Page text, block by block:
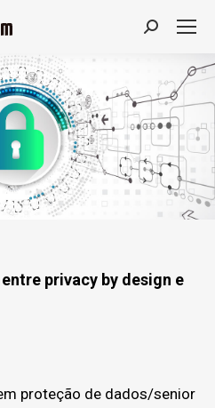
Search:
privacy by design e
proteção de dados/senior